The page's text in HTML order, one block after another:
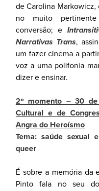
de Carolina
no muito
conversão; e
Narrativas Trans,
um fazer cinema a
voz a uma polifonia
dizer e ensinar.
2º momento – 30
Cultural e de
Angra do Heroísmo
Tema: saúde sexual
queer
É sobre a memória da
Pinto fala no seu